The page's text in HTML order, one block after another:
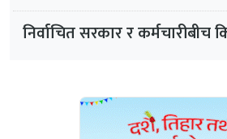
निर्वाचित सरकार र